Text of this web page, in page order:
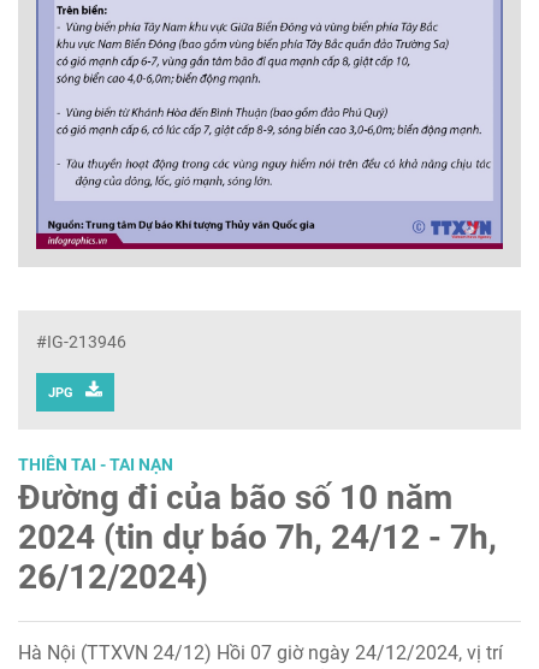
#IG-213946
JPG
THIÊN TAI - TAI NẠN
Đường đi của bão số 10 năm
2024 (tin dự báo 7h, 24/12 - 7h,
26/12/2024)
Hà Nội (TTXVN 24/12) Hồi 07 giờ ngày 24/12/2024, vị trí